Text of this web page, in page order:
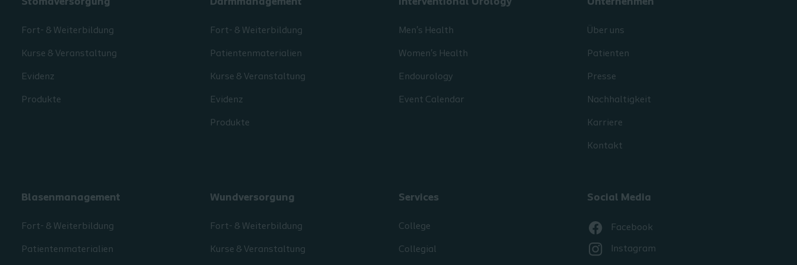
Fort- & Weiterbildung
Kurse & Veranstaltung
Evidenz
Produkte
Fort- & Weiterbildung
Patientenmaterialien
Kurse & Veranstaltung
Evidenz
Produkte
Men's Health
Women's Health
Endourology
Event Calendar
Über uns
Patienten
Presse
Nachhaltigkeit
Karriere
Kontakt
Blasenmanagement
Fort- & Weiterbildung
Patientenmaterialien
Wundversorgung
Fort- & Weiterbildung
Kurse & Veranstaltung
Services
College
Collegial
Social Media
Facebook
Instagram